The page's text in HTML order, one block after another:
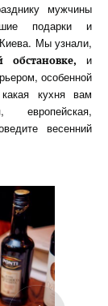
мужчины
подарки и
Мы узнали,
и
особенной
кухня вам
весенний